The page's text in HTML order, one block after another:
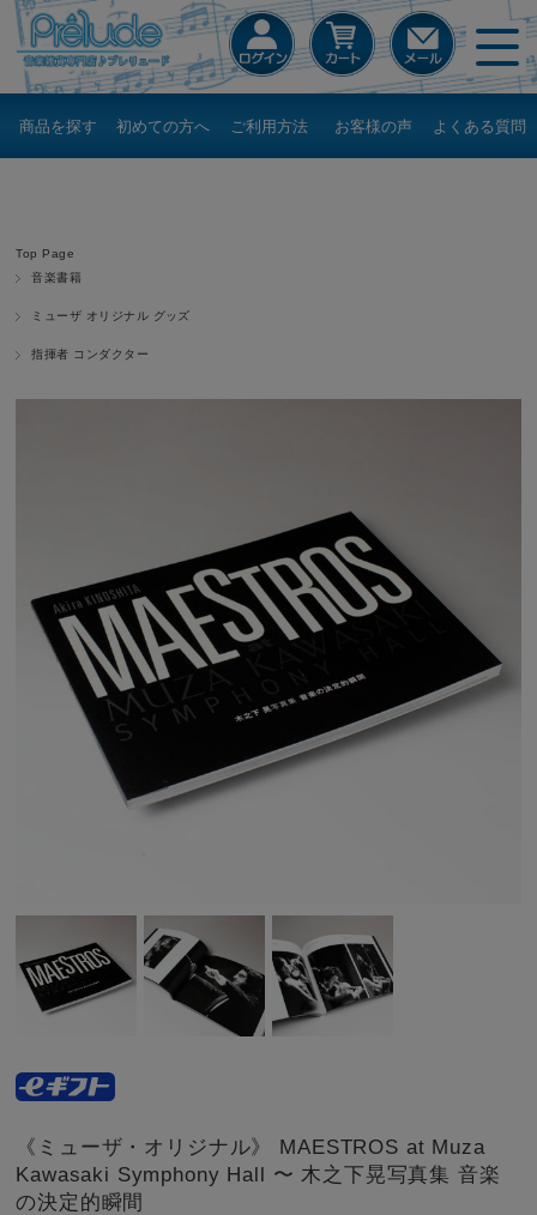
商品を探す 初めての方へ ご利用方法 お客様の声 よくある質問
Top Page
音楽書籍
ミューザ オリジナル グッズ
指揮者 コンダクター
《ミューザ・オリジナル》 MAESTROS at Muza
Kawasaki Symphony Hall 〜 木之下晃写真集 音楽
の決定的瞬間